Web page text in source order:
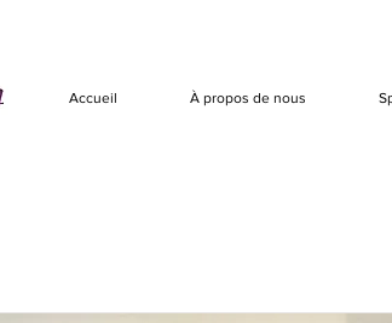
Accueil À propos de nous